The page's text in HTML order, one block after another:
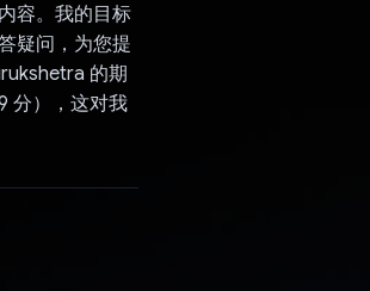
容。我的目标
疑问，为您提
的期
分），这对我